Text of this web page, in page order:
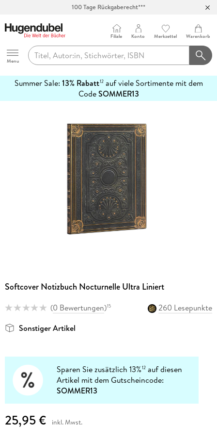
Hugendubel
Menu
Filiale Konto Merkzettel Warenkorb
Summer Sale: 13% Rabatt12auf viele Sortimente mit dem
CodeSOMMER13
erfahren
Softcover Notizbuch Nocturnelle Ultra Liniert
(0 Bewertungen)15
260 Lesepunkte
Sonstiger Artikel
Sparen Sie zusätzlich 13%12 auf diesen
Artikel mit dem Gutscheincode:
SOMMER13
25,95 € inkl. Mwst.